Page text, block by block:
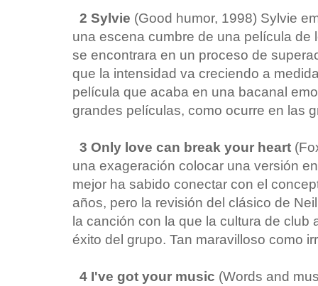
2 Sylvie (Good humor, 1998) Sylvie
una escena cumbre de una película de
se encontrara en un proceso de
que la intensidad va creciendo a
película que acaba en una bacanal
grandes películas, como ocurre en las
3 Only love can break your heart
una exageración colocar una versión
mejor ha sabido conectar con el
años, pero la revisión del clásico de
la canción con la que la cultura de club
éxito del grupo. Tan maravilloso como
4 I've got your music (Words and